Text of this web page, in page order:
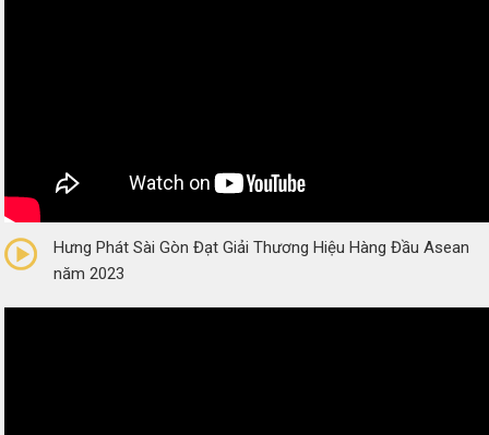
(0 Reviews)
Hưng Phát Sài Gòn Đạt Giải Thương Hiệu Hàng Đầu Asean
năm 2023